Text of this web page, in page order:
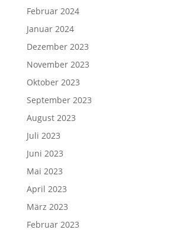
Februar 2024
Januar 2024
Dezember 2023
November 2023
Oktober 2023
September 2023
August 2023
Juli 2023
Juni 2023
Mai 2023
April 2023
März 2023
Februar 2023